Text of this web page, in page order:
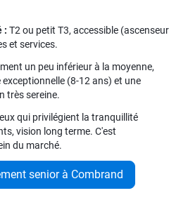
: T2 ou petit T3, accessible (ascenseur
et services.
un peu inférieur à la moyenne,
(8-12 ans) et une
très sereine.
qui privilégient la tranquillité
vision long terme. C'est
du marché.
senior à Combrand